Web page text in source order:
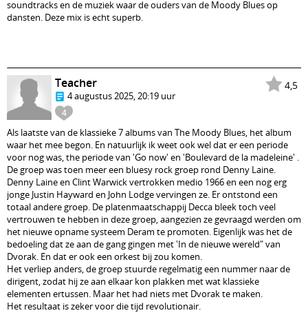
soundtracks en de muziek waar de ouders van de Moody Blues op
dansten. Deze mix is echt superb.
4,5
4
Teacher
4 augustus 2025, 20:19 uur
Als laatste van de klassieke 7 albums van The Moody Blues, het album
waar het mee begon. En natuurlijk ik weet ook wel dat er een periode
voor nog was, the periode van 'Go now' en 'Boulevard de la madeleine' .
De groep was toen meer een bluesy rock groep rond Denny Laine.
Denny Laine en Clint Warwick vertrokken medio 1966 en een nog erg
jonge Justin Hayward en John Lodge vervingen ze. Er ontstond een
totaal andere groep. De platenmaatschappij Decca bleek toch veel
vertrouwen te hebben in deze groep, aangezien ze gevraagd werden om
het nieuwe opname systeem Deram te promoten. Eigenlijk was het de
bedoeling dat ze aan de gang gingen met 'In de nieuwe wereld" van
Dvorak. En dat er ook een orkest bij zou komen.
Het verliep anders, de groep stuurde regelmatig een nummer naar de
dirigent, zodat hij ze aan elkaar kon plakken met wat klassieke
elementen ertussen. Maar het had niets met Dvorak te maken.
Het resultaat is zeker voor die tijd revolutionair.